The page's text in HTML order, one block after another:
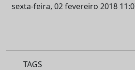
sexta-feira, 02 fevereiro 2018
TAGS